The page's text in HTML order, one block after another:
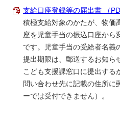
支給口座登録等の届出書 （
積極支給対象のかたが、物価
座を児童手当の振込口座から
です。児童手当の受給者名義
提出期限は、郵送するお知ら
こども支援課窓口に提出する
問い合わせ先に記載の住所に
ーでは受付できません）。